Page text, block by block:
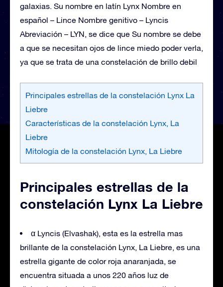
galaxias. Su nombre en latín Lynx Nombre en
español – Lince Nombre genitivo – Lyncis
Abreviación – LYN, se dice que Su nombre se debe
a que se necesitan ojos de lince miedo poder verla,
ya que se trata de una constelación de brillo debil
Principales estrellas de la constelación Lynx La
Liebre
Características de la constelación Lynx, La
Liebre
Mitología de la constelación Lynx, La Liebre
Principales estrellas de la
constelación Lynx La Liebre
α Lyncis (Elvashak), esta es la estrella mas
brillante de la constelación Lynx, La Liebre, es una
estrella gigante de color roja anaranjada, se
encuentra situada a unos 220 años luz de